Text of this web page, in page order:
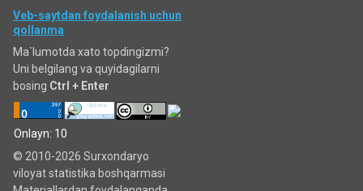
Veb-saytdan foydalanish uchun
qollanma
Ma`lumotda xato topdingizmi?
Uni belgilang va quyidagilarni
bosing Ctrl + Enter
Onlayn: 10
© 2010-2026 Surxondaryo
viloyat statistika boshqarmasi